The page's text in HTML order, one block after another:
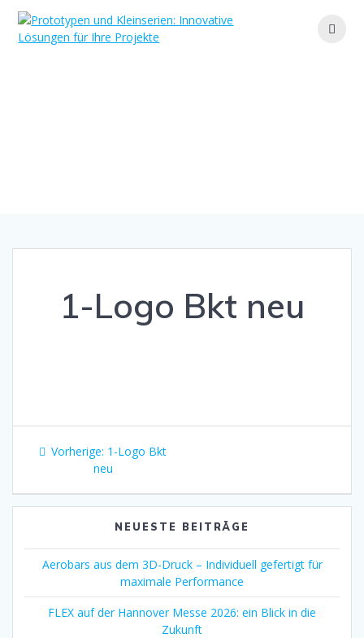
Inhalt
1-Logo Bkt neu
Beitragsnavigation
Vorherige: Vorheriger
Beitrag:
1-Logo Bkt
neu
NEUESTE BEITRÄGE
Aerobars aus dem 3D-Druck – Individuell gefertigt für
maximale Performance
FLEX auf der Hannover Messe 2026: ein Blick in die
Zukunft